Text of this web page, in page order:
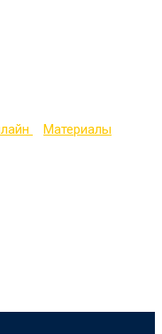
Материалы